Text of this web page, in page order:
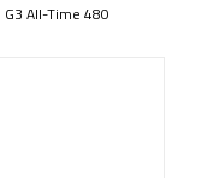
G3 All-Time 480